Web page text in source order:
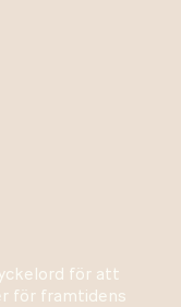
för att
för framtidens